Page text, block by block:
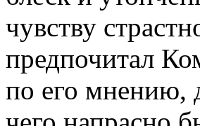
чувству
предпочитал
по его мнению,